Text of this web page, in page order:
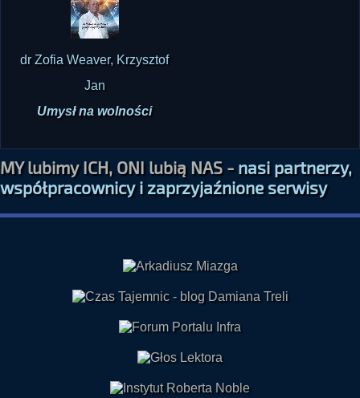
dr Zofia Weaver, Krzysztof
Jan
Umysł na wolności
współpracownicy i zaprzyjaźnione serwisy